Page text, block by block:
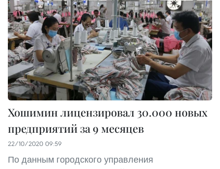
Хошимин лицензировал 30.000 новых
предприятий за 9 месяцев
22/10/2020 09:59
По данным городского управления